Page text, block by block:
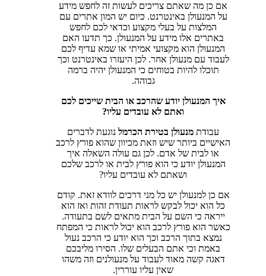
אם כן מה שאתם צריכים לעשות זה לחפש מידע
על המנעולן באינטרנט. כיום יש המון אתרים עם
המלצות על בעלי מקצוע וכדאי לכם לחפש
באתרים אלו מידע על המנעולן. כך תדעו האם
המנעולן הוא מקצועי אמיתי או שמא עדיף לכם
לעבוד עם מנעולן אחר. לכן היעזרו באינטרנט וכך
תוכלו להיות בטוחים כי המנעולן יהיה ברמה
גבוהה.
איך המנעולן יודע שהרכב או הבית שייכים לכם
ואתם לא עובדים עליו?
עבודת מנעולן בטירת הכרמל נוגעת לדברים
האישיים ביותר שיש וזאת מכיוון שהוא פורץ לרכב
או לבית של אדם. לכן גם עולה השאלה איך
המנעולן יודע כי הוא פורץ לבית או לרכב שלכם
ושאתם לא עובדים עליו?
אם כן למנעולן יש כל מני דרכים לוודא זאת. קודם
כל הוא יכול לבקש לראות תעודת זהות ואז הוא
ייראה כי השם על הבית מתאים לשם בתעודה.
כאשר הוא פורץ לרכב הוא יכול לראות כי המפתח
נמצא בתוך הרכב וכך הוא יודע כי הרכב נעול
באמת וכי אתם הבעלים שלו. הסירו מליבכם
דאגה קשה מאוד לעבוד על מנעולנים וזה משהו
שאין עליו עוררין.